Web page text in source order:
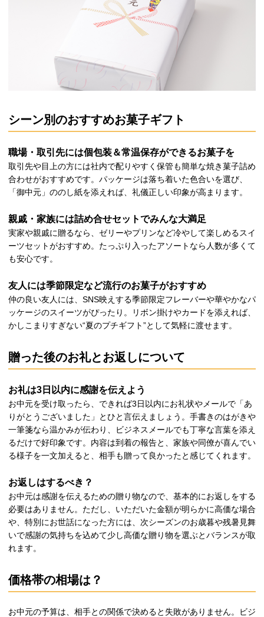
シーン別のおすすめお菓子ギフト
職場・取引先には個包装＆常温保存ができるお菓子を
取引先や目上の方には社内で配りやすく保管も簡単な焼き菓子詰め
合わせがおすすめです。パッケージは落ち着いた色合いを選び、
「御中元」ののし紙を添えれば、礼儀正しい印象が高まります。
親戚・家族には詰め合せセットでみんな大満足
実家や親戚に贈るなら、ゼリーやプリンなど冷やして楽しめるスイ
ーツセットがおすすめ。たっぷり入ったアソートなら人数が多くて
も安心です。
友人には季節限定など流行のお菓子がおすすめ
仲の良い友人には、SNS映えする季節限定フレーバーや華やかなパ
ッケージのスイーツがぴったり。リボン掛けやカードを添えれば、
かしこまりすぎない“夏のプチギフト”として気軽に渡せます。
贈った後のお礼とお返しについて
お礼は3日以内に感謝を伝えよう
お中元を受け取ったら、できれば3日以内にお礼状やメールで「あ
りがとうございました」とひと言伝えましょう。手書きのはがきや
一筆箋なら温かみが伝わり、ビジネスメールでも丁寧な言葉を添え
るだけで好印象です。内容は到着の報告と、家族や同僚が喜んでい
る様子を一文加えると、相手も贈って良かったと感じてくれます。
お返しはするべき？
お中元は感謝を伝えるための贈り物なので、基本的にお返しをする
必要はありません。ただし、いただいた金額が明らかに高価な場合
や、特別にお世話になった方には、次シーズンのお歳暮や残暑見舞
いで感謝の気持ちを込めて少し高価な贈り物を選ぶとバランスが取
れます。
価格帯の相場は？
お中元の予算は、相手との関係で決めると失敗がありません。ビジ